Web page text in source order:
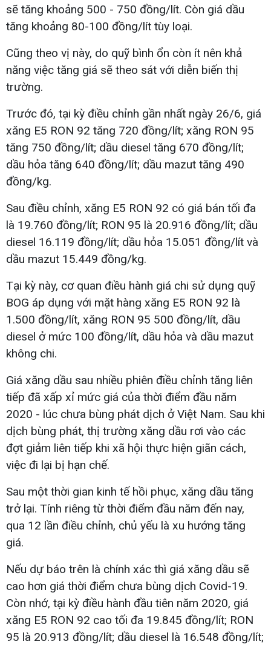
sẽ tăng khoảng 500 - 750 đồng/lít. Còn giá dầu
tăng khoảng 80-100 đồng/lít tùy loại.
Cũng theo vị này, do quỹ bình ổn còn ít nên khả
năng việc tăng giá sẽ theo sát với diễn biến thị
trường.
Trước đó, tại kỳ điều chỉnh gần nhất ngày 26/6, giá
xăng E5 RON 92 tăng 720 đồng/lít; xăng RON 95
tăng 750 đồng/lít; dầu diesel tăng 670 đồng/lít;
dầu hỏa tăng 640 đồng/lít; dầu mazut tăng 490
đồng/kg.
Sau điều chỉnh, xăng E5 RON 92 có giá bán tối đa
là 19.760 đồng/lít; RON 95 là 20.916 đồng/lít; dầu
diesel 16.119 đồng/lít; dầu hỏa 15.051 đồng/lít và
dầu mazut 15.449 đồng/kg.
Tại kỳ này, cơ quan điều hành giá chi sử dụng quỹ
BOG áp dụng với mặt hàng xăng E5 RON 92 là
1.500 đồng/lít, xăng RON 95 500 đồng/lít, dầu
diesel ở mức 100 đồng/lít, dầu hỏa và dầu mazut
không chi.
Giá xăng dầu sau nhiều phiên điều chỉnh tăng liên
tiếp đã xấp xỉ mức giá của thời điểm đầu năm
2020 - lúc chưa bùng phát dịch ở Việt Nam. Sau khi
dịch bùng phát, thị trường xăng dầu rơi vào các
đợt giảm liên tiếp khi xã hội thực hiện giãn cách,
việc đi lại bị hạn chế.
Sau một thời gian kinh tế hồi phục, xăng dầu tăng
trở lại. Tính riêng từ thời điểm đầu năm đến nay,
qua 12 lần điều chỉnh, chủ yếu là xu hướng tăng
giá.
Nếu dự báo trên là chính xác thì giá xăng dầu sẽ
cao hơn giá thời điểm chưa bùng dịch Covid-19.
Còn nhớ, tại kỳ điều hành đầu tiên năm 2020, giá
xăng E5 RON 92 cao tối đa 19.845 đồng/lít; RON
95 là 20.913 đồng/lít; dầu diesel là 16.548 đồng/lít;